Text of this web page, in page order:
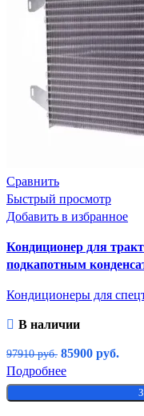
Сравнить
Быстрый просмотр
Добавить в избранное
Кондиционер для
подкапотным
Кондиционеры для
В наличии
97910руб. 85900 руб.
Подробнее